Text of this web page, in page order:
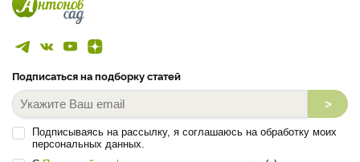
Подписаться на подборку статей
>
Подписываясь на рассылку, я соглашаюсь на обработку моих
персональных данных.